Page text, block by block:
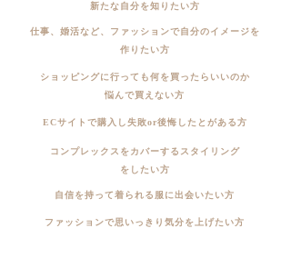
新たな自分を知りたい方
仕事、婚活など、ファッションで自分のイメージを
作りたい方
ショッピングに行っても何を買ったらいいのか
悩んで買えない方
ECサイトで購入し失敗or後悔したとがある方
コンプレックスをカバーするスタイリング
をしたい方
自信を持って着られる服に出会いたい方
ファッションで思いっきり気分を上げたい方